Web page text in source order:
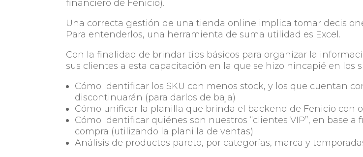
financiero de Fenicio).
Una correcta gestión de una tienda online implica tomar
Para entenderlos, una herramienta de suma utilidad es Excel.
Con la finalidad de brindar tips básicos para organizar la
sus clientes a esta capacitación en la que se hizo hincapié en los
Cómo identificar los SKU con menos stock, y los que cuentan
discontinuarán (para darlos de baja)
Cómo unificar la planilla que brinda el backend de Fenicio con
Cómo identificar quiénes son nuestros “clientes VIP”, en base a
compra (utilizando la planilla de ventas)
Análisis de productos pareto, por categorías, marca y